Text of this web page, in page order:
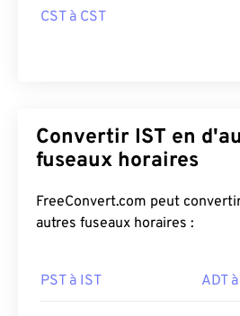
CST à CST
Convertir IST en
fuseaux horaires
FreeConvert.com peut
autres fuseaux horaires :
PST à IST ADT